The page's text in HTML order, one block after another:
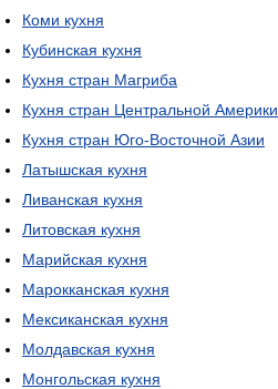
Коми кухня
Кубинская кухня
Кухня стран Магриба
Кухня стран Центральной Америки
Кухня стран Юго-Восточной Азии
Латышская кухня
Ливанская кухня
Литовская кухня
Марийская кухня
Марокканская кухня
Мексиканская кухня
Молдавская кухня
Монгольская кухня